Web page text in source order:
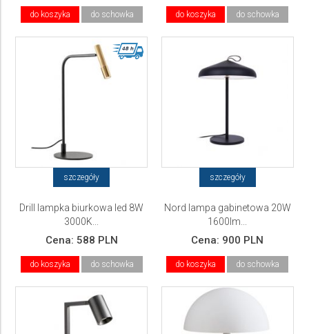
do koszyka do schowka do koszyka do schowka
szczegóły
Drill lampka biurkowa led 8W
3000K...
Cena: 588 PLN
do koszyka do schowka
szczegóły
Nord lampa gabinetowa 20W
1600lm...
Cena: 900 PLN
do koszyka do schowka